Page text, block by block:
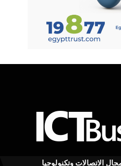
الاتصالات وتكنولوجيا